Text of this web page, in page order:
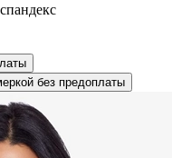
без предоплаты